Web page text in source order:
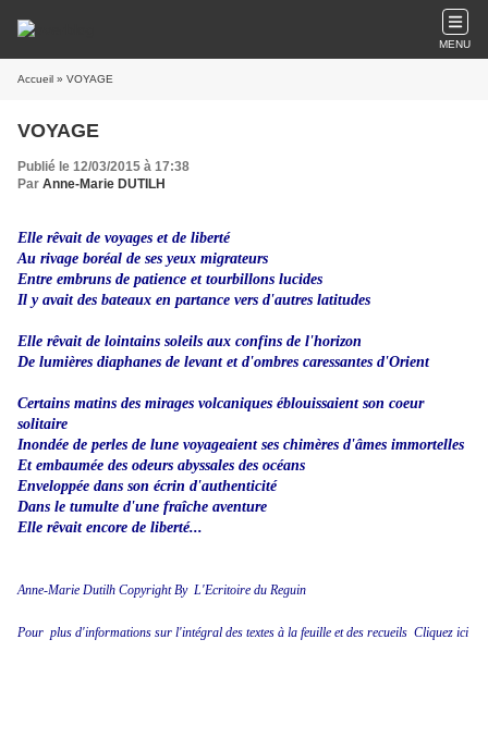
MENU
Accueil » VOYAGE
VOYAGE
Publié le 12/03/2015 à 17:38
Par Anne-Marie DUTILH
Elle rêvait de voyages et de liberté
Au rivage boréal de ses yeux migrateurs
Entre embruns de patience et tourbillons lucides
Il y avait des bateaux en partance vers d'autres latitudes
Elle rêvait de lointains soleils aux confins de l'horizon
De lumières diaphanes de levant et d'ombres caressantes d'Orient
Certains matins des mirages volcaniques éblouissaient son coeur
solitaire
Inondée de perles de lune voyageaient ses chimères d'âmes immortelles
Et embaumée des odeurs abyssales des océans
Enveloppée dans son écrin d'authenticité
Dans le tumulte d'une fraîche aventure
Elle rêvait encore de liberté...
Anne-Marie Dutilh Copyright By L'Ecritoire du Reguin
Pour plus d'informations sur l'intégral des textes à la feuille et des recueils Cliquez ici